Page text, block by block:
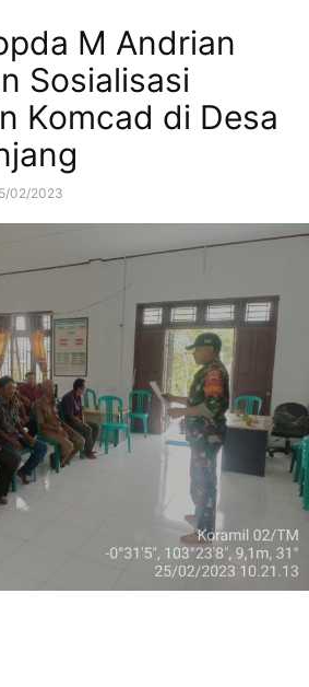
M Andrian
Sosialisasi
Komcad di Desa
02/2023